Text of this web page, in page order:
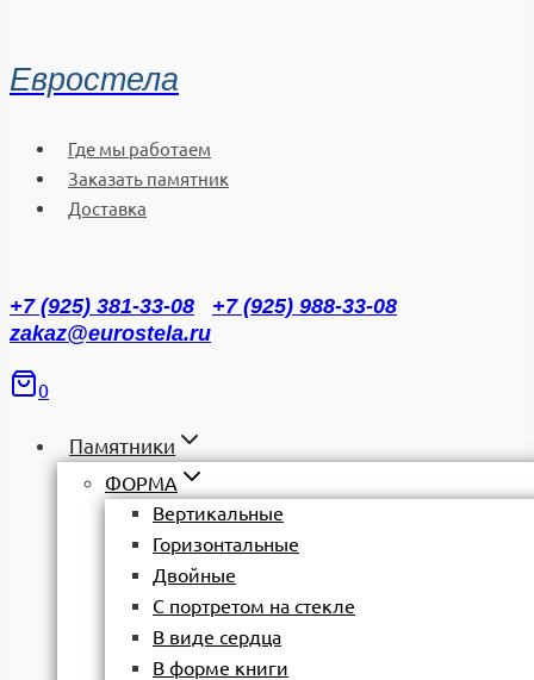
Евростела
Где мы работаем
Заказать памятник
Доставка
+7 (925) 381-33-08
+7 (925) 988-33-08
zakaz@eurostela.ru
0
Памятники
ФОРМА
Вертикальные
Горизонтальные
Двойные
С портретом на стекле
В виде сердца
В форме книги